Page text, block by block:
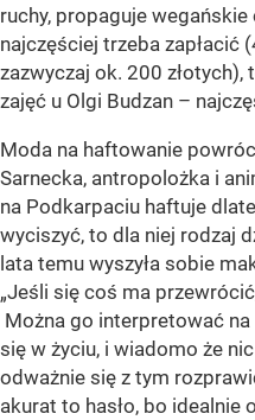
ruchy, propaguje
najczęściej trzeba zapłacić
zazwyczaj ok. 200
zajęć u Olgi Budzan –
Moda na haftowanie
Sarnecka, antropolożka i
na Podkarpaciu haftuje
wyciszyć, to dla niej rodzaj
lata temu wyszyła sobie
„Jeśli się coś ma
Można go interpretować na
się w życiu, i wiadomo że
odważnie się z tym
akurat to hasło, bo idealnie